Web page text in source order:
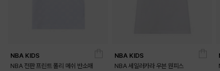
NBA KIDS
NBA 전판 프린트 폴리 메쉬 반소매
NBA KIDS
NBA 세일러카라 우븐 원피스